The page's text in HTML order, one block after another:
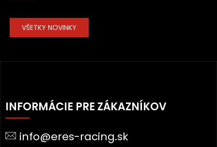
VŠETKY NOVINKY
Á
P
T
INFORMÁCIE PRE ZÁKAZNÍKOV
info@eres-racing.sk